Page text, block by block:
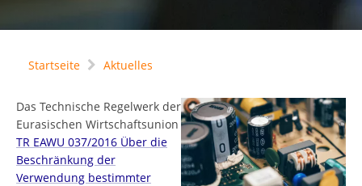
Startseite Aktuelles
Das Technische Regelwerk der
Eurasischen Wirtschaftsunion
TR EAWU 037/2016 Über die
Beschränkung der
Verwendung bestimmter